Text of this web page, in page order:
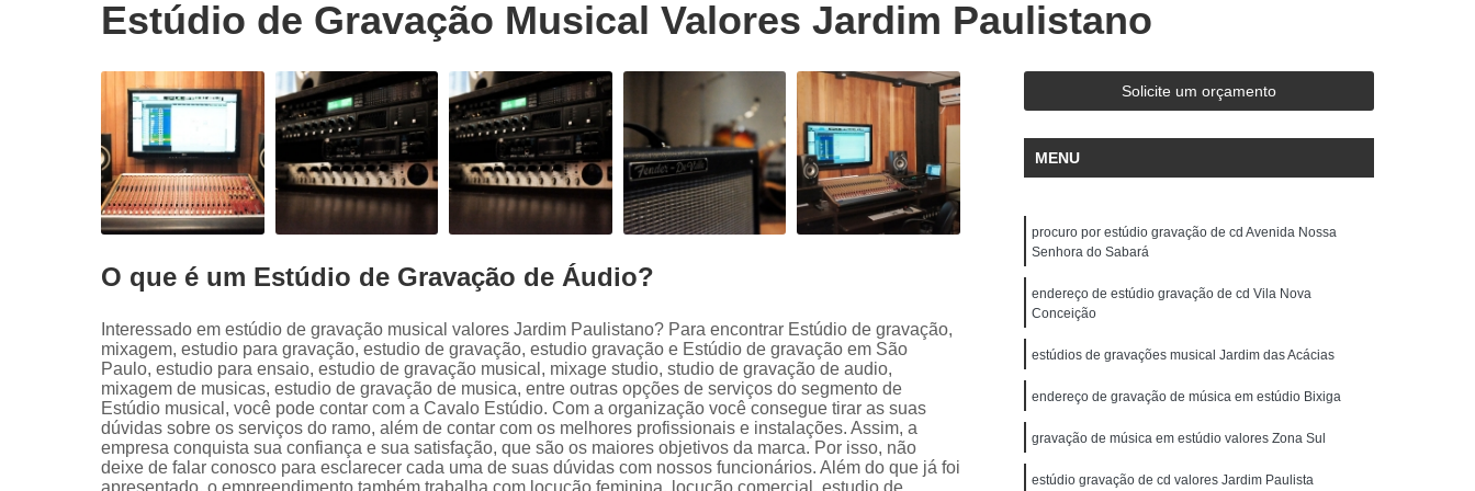
Trilhas Sonoras para Filmes em Estudio de Gravação
Ensaio em Estúdio de Música
Estúdio de Ensaio Musical
Estúdio de Gravação Ensaio
Estúdio Ensaio de Bandas
Estúdio Ensaio de Musicas
Estúdio Ensaio Musical
Estúdio para Ensaio de Bandas
Estúdio para Ensaio de Música
Estúdio para Ensaio Musical
Estúdios para Ensaios Musicais de Banda
Sala Acústica para Ensaio
Edição de Audio
Estúdio áudio
Estúdio de Audiobook
Estudio Gravação áudio
Estúdio para Gravar Podcast
Fazer Audiobook
Fazer Podcast Gravação áudio
Gravação Audiobook
Gravação de áudio
Gravação de Audiobook Gravação de Podcast
Gravadora áudio
Gravar Audiobook Estúdio de Locução
Estúdio de Gravação Musical Valores Jardim Paulistano
O que é um Estúdio de Gravação de Áudio?
Interessado em estúdio de gravação musical valores Jardim Paulistano? Para encontrar Estúdio de gravação,
mixagem, estudio para gravação, estudio de gravação, estudio gravação e Estúdio de gravação em São
Paulo, estudio para ensaio, estudio de gravação musical, mixage studio, studio de gravação de audio,
mixagem de musicas, estudio de gravação de musica, entre outras opções de serviços do segmento de
Estúdio musical, você pode contar com a Cavalo Estúdio. Com a organização você consegue tirar as suas
dúvidas sobre os serviços do ramo, além de contar com os melhores profissionais e instalações. Assim, a
empresa conquista sua confiança e sua satisfação, que são os maiores objetivos da marca. Por isso, não
deixe de falar conosco para esclarecer cada uma de suas dúvidas com nossos funcionários. Além do que já foi
apresentado, o empreendimento também trabalha com locução feminina, locução comercial, estudio de
Solicite um orçamento
MENU
procuro por estúdio gravação de cd Avenida Nossa
Senhora do Sabará
endereço de estúdio gravação de cd Vila Nova
Conceição
estúdios de gravações musical Jardim das Acácias
endereço de gravação de música em estúdio Bixiga
gravação de música em estúdio valores Zona Sul
estúdio gravação de cd valores Jardim Paulista